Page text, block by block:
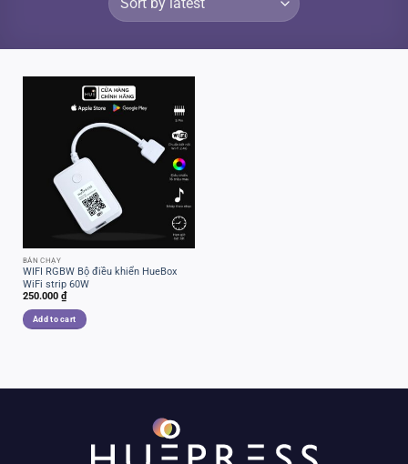
BÁN CHẠY
WIFI RGBW Bộ điều khiển HueBox
WiFi strip 60W
250.000 ₫
Add to cart